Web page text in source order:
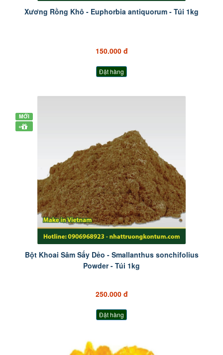
Xương Rồng Khô - Euphorbia antiquorum - Túi 1kg
150.000 đ
Đặt hàng
MỚI
+
Bột Khoai Sâm Sấy Dẻo - Smallanthus sonchifolius
Powder - Túi 1kg
250.000 đ
Đặt hàng